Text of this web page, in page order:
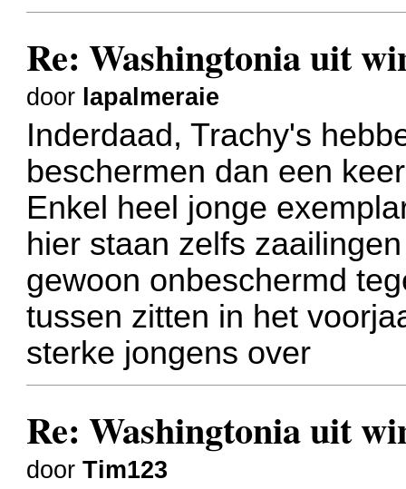
Re: Washingtonia uit
door lapalmeraie
Inderdaad, Trachy's
beschermen dan een
Enkel heel jonge
hier staan zelfs
gewoon onbeschermd
tussen zitten in het
sterke jongens over
Re: Washingtonia uit
doorTim123